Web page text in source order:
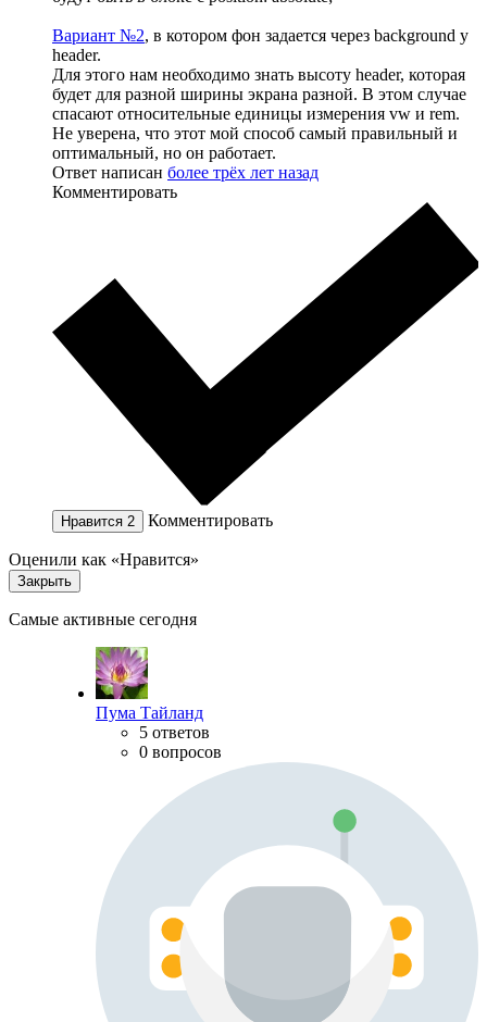
Вариант №2, в котором фон задается через background у
header.
Для этого нам необходимо знать высоту header, которая
будет для разной ширины экрана разной. В этом случае
спасают относительные единицы измерения vw и rem.
Не уверена, что этот мой способ самый правильный и
оптимальный, но он работает.
Ответ написан более трёх лет назад
Комментировать
Нравится 2 Комментировать
Оценили как «Нравится»
Закрыть
Самые активные сегодня
Пума Тайланд
5 ответов
0 вопросов